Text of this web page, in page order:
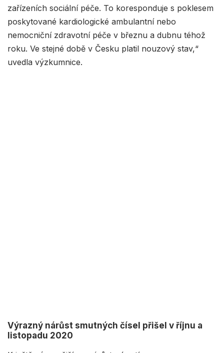
zařízeních sociální péče. To koresponduje s poklesem
poskytované kardiologické ambulantní nebo
nemocniční zdravotní péče v březnu a dubnu téhož
roku. Ve stejné době v Česku platil nouzový stav,“
uvedla výzkumnice.
Výrazný nárůst smutných čísel přišel v říjnu a
listopadu 2020